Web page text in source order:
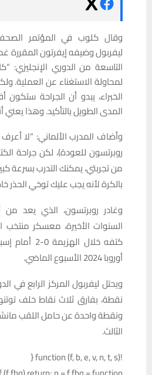
وقال كلوب في المؤتمر
ليفربول وضيفه إيفرتون المقررة
التاسعة من الدوري الإنجليزي:
لمحاولة الاستغناء عن العملية.
الخبراء، يبدو أن الجراحة
المدى الطويل بالتأكيد. وهذا
وأضاف المدرب الألماني: “لا
روبرتسون للعودة)، لكن جراحة
من تجربتي، يمكنك التدرب بسرعة
بالكرة لأنه يجب عليك توخي الحذر
وغادر روبرتسون، الذي يعد من
السنوات الأخيرة، معسكر منتخب
كتفه خلال
أوروبا 2024 الأسبوع الماضي.
نقطة، بفارق ثلاث نقاط خلف
ونقطة واحدة عن حامل اللقب
الثالث.
!function (f, b, e, v, n, t, s) {